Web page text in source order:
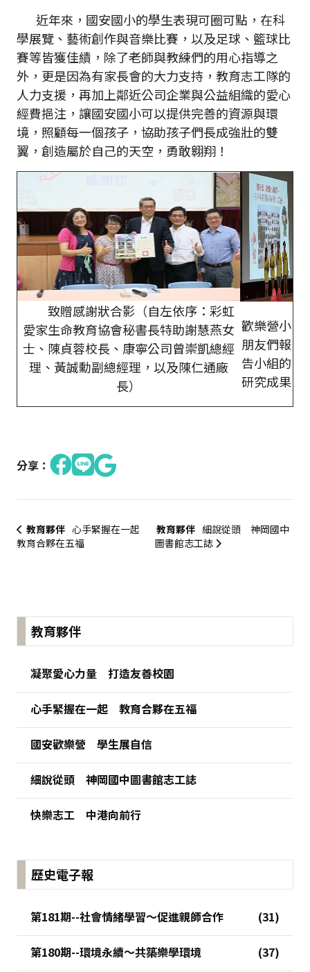
近年來，國安國小的學生表現可圈可點，在科
學展覽、藝術創作與音樂比賽，以及足球、籃球比
賽等皆獲佳績，除了老師與教練們的用心指導之
外，更是因為有家長會的大力支持，教育志工隊的
人力支援，再加上鄰近公司企業與公益組織的愛心
經費挹注，讓國安國小可以提供完善的資源與環
境，照顧每一個孩子，協助孩子們長成強壯的雙
翼，創造屬於自己的天空，勇敢翱翔！
致贈感謝狀合影（自左依序：彩虹
愛家生命教育協會秘書長特助謝慧燕女
士、陳貞蓉校長、康寧公司曾崇凱總經
理、黃誠勳副總經理，以及陳仁通廠
長）
歡樂營小
朋友們報
告小組的
研究成果
分享：
教育夥伴 心手緊握在一起
教育合夥在五福
教育夥伴 細說從頭 神岡國中
圖書館志工誌
:::教育夥伴
凝聚愛心力量 打造友善校園
心手緊握在一起 教育合夥在五福
國安歡樂營 學生展自信
細說從頭 神岡國中圖書館志工誌
快樂志工 中港向前行
歷史電子報
第181期--社會情緒學習～促進親師合作
第180期--環境永續～共築樂學環境